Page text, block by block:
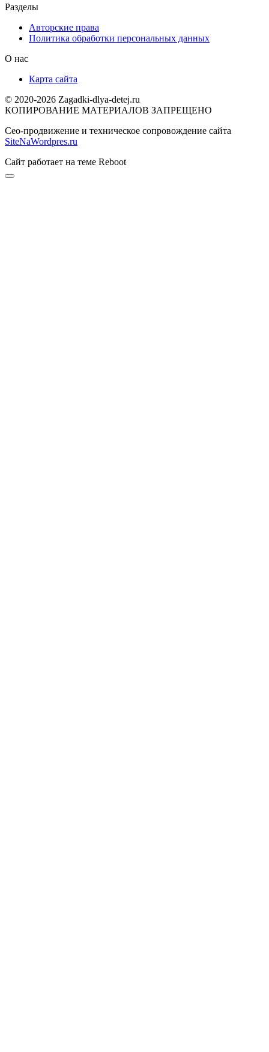
Разделы
Авторские права
Политика обработки персональных данных
О нас
Карта сайта
© 2020-2026 Zagadki-dlya-detej.ru
КОПИРОВАНИЕ МАТЕРИАЛОВ ЗАПРЕЩЕНО
Сео-продвижение и техническое сопровождение сайта
SiteNaWordpres.ru
Сайт работает на теме Reboot